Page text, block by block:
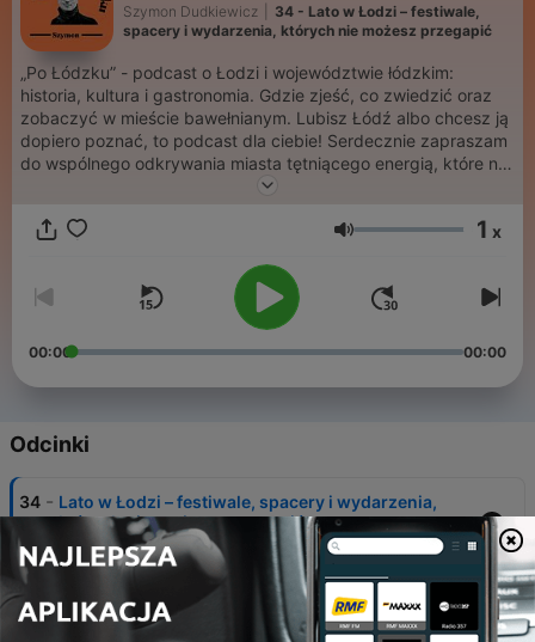
Szymon Dudkiewicz
34 - Lato w Łodzi – festiwale,
spacery i wydarzenia, których nie możesz przegapić
„Po Łódzku” - podcast o Łodzi i województwie łódzkim:
historia, kultura i gastronomia. Gdzie zjeść, co zwiedzić oraz
zobaczyć w mieście bawełnianym. Lubisz Łódź albo chcesz ją
dopiero poznać, to podcast dla ciebie! Serdecznie zapraszam
do wspólnego odkrywania miasta tętniącego energią, które nie
Głośność 1 x
00:00 00:00
Odcinki
34 - Lato w Łodzi – festiwale, spacery i wydarzenia,
których nie możesz przegapić
01 lip 2026
Nowy rok, nowe zmiany – co zmieniam na kanale
w 2026